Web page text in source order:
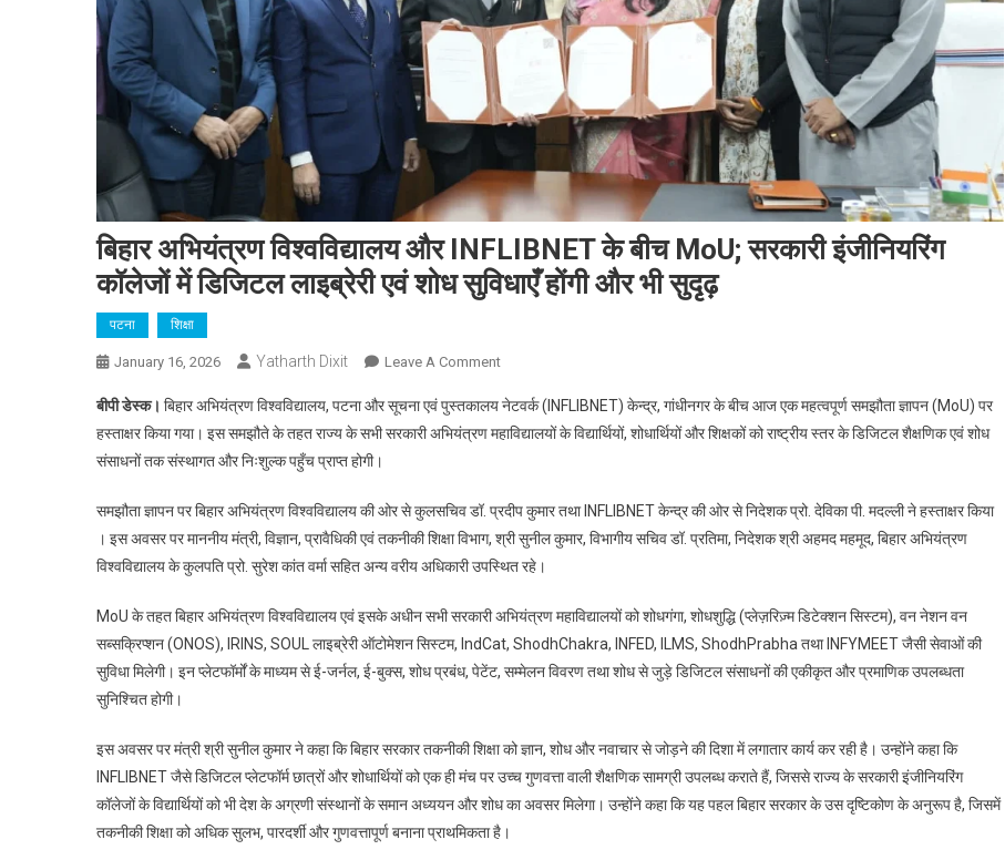
बिहार अभियंत्रण विश्वविद्यालय और INFLIBNET के बीच MoU; सरकारी इंजीनियरिंग
कॉलेजों में डिजिटल लाइब्रेरी एवं शोध सुविधाएँ होंगी और भी सुदृढ़
पटना शिक्षा
January 16, 2026 Yatharth Dixit Leave A CommentOn
अभियंत्रण
विश्वविद्यालय
के
बीच
MoU;
इंजीनियरिंग
कॉलेजों
में
एवं
शोध
बीपी डेस्क। बिहार अभियंत्रण विश्वविद्यालय, पटना और सूचना एवं पुस्तकालय नेटवर्क (INFLIBNET) केन्द्र, गांधीनगर के बीच आज एक महत्वपूर्ण समझौता ज्ञापन (MoU) पर
हस्ताक्षर किया गया। इस समझौते के तहत राज्य के सभी सरकारी अभियंत्रण महाविद्यालयों के विद्यार्थियों, शोधार्थियों और शिक्षकों को राष्ट्रीय स्तर के डिजिटल शैक्षणिक एवं शोध
संसाधनों तक संस्थागत और निःशुल्क पहुँच प्राप्त होगी।
समझौता ज्ञापन पर बिहार अभियंत्रण विश्वविद्यालय की ओर से कुलसचिव डॉ. प्रदीप कुमार तथा INFLIBNET केन्द्र की ओर से निदेशक प्रो. देविका पी. मदल्ली ने हस्ताक्षर किया
। इस अवसर पर माननीय मंत्री, विज्ञान, प्रावैधिकी एवं तकनीकी शिक्षा विभाग, श्री सुनील कुमार, विभागीय सचिव डॉ. प्रतिमा, निदेशक श्री अहमद महमूद, बिहार अभियंत्रण
विश्वविद्यालय के कुलपति प्रो. सुरेश कांत वर्मा सहित अन्य वरीय अधिकारी उपस्थित रहे।
MoU के तहत बिहार अभियंत्रण विश्वविद्यालय एवं इसके अधीन सभी सरकारी अभियंत्रण महाविद्यालयों को शोधगंगा, शोधशुद्धि (प्लेज़रिज़्म डिटेक्शन सिस्टम), वन नेशन वन
सब्सक्रिप्शन (ONOS), IRINS, SOUL लाइब्रेरी ऑटोमेशन सिस्टम, IndCat, ShodhChakra, INFED, ILMS, ShodhPrabha तथा INFYMEET जैसी सेवाओं की
सुविधा मिलेगी। इन प्लेटफॉर्मों के माध्यम से ई-जर्नल, ई-बुक्स, शोध प्रबंध, पेटेंट, सम्मेलन विवरण तथा शोध से जुड़े डिजिटल संसाधनों की एकीकृत और प्रमाणिक उपलब्धता
सुनिश्चित होगी।
इस अवसर पर मंत्री श्री सुनील कुमार ने कहा कि बिहार सरकार तकनीकी शिक्षा को ज्ञान, शोध और नवाचार से जोड़ने की दिशा में लगातार कार्य कर रही है। उन्होंने कहा कि
INFLIBNET जैसे डिजिटल प्लेटफॉर्म छात्रों और शोधार्थियों को एक ही मंच पर उच्च गुणवत्ता वाली शैक्षणिक सामग्री उपलब्ध कराते हैं, जिससे राज्य के सरकारी इंजीनियरिंग
कॉलेजों के विद्यार्थियों को भी देश के अग्रणी संस्थानों के समान अध्ययन और शोध का अवसर मिलेगा। उन्होंने कहा कि यह पहल बिहार सरकार के उस दृष्टिकोण के अनुरूप है, जिसमें
तकनीकी शिक्षा को अधिक सुलभ, पारदर्शी और गुणवत्तापूर्ण बनाना प्राथमिकता है।